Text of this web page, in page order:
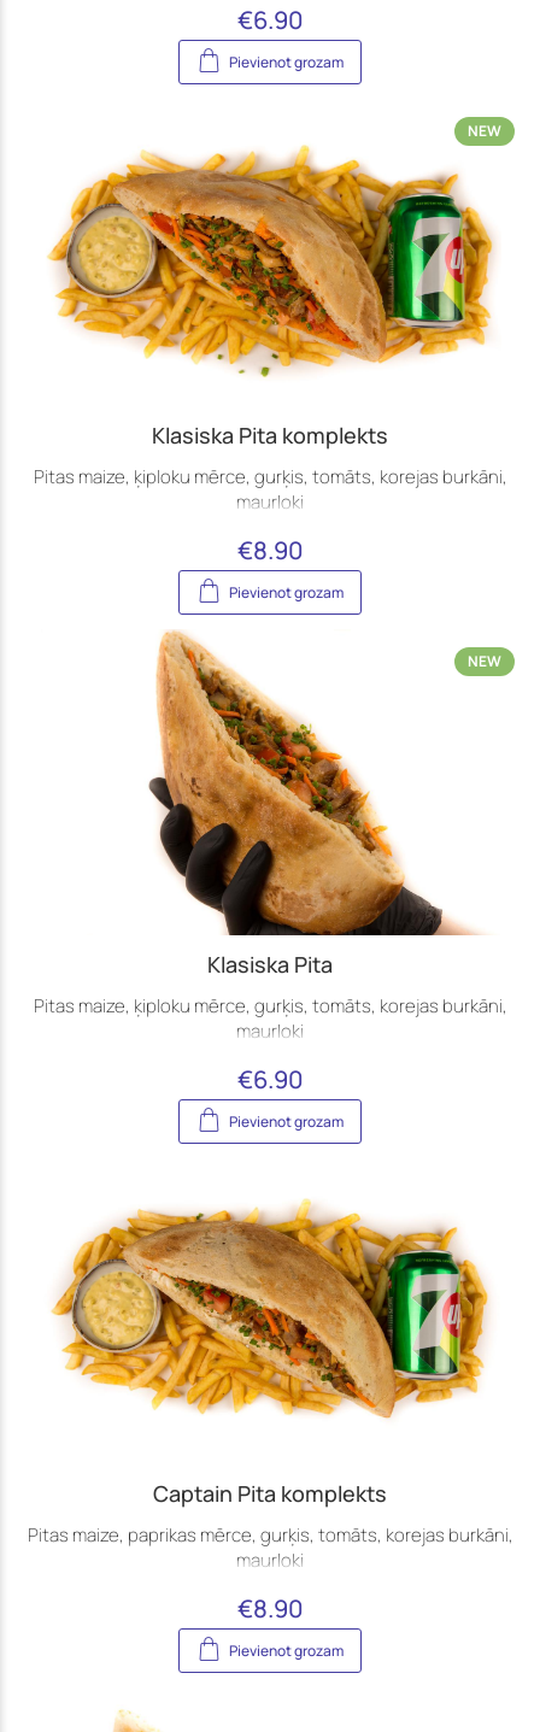
€6.90
Pievienot grozam
NEW
Klasiska Pita komplekts
Pitas maize, ķiploku mērce, gurķis, tomāts, korejas burkāni,
maurloki
€8.90
Pievienot grozam
NEW
Klasiska Pita
Pitas maize, ķiploku mērce, gurķis, tomāts, korejas burkāni,
maurloki
€6.90
Pievienot grozam
Captain Pita komplekts
Pitas maize, paprikas mērce, gurķis, tomāts, korejas burkāni,
maurloki
€8.90
Pievienot grozam